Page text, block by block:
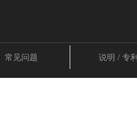
常见问题 说明 / 专利